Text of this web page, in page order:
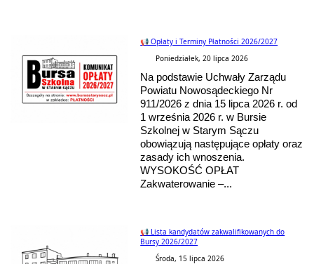
📢 Opłaty i Terminy Płatności 2026/2027
Poniedziałek, 20 lipca 2026
Na podstawie Uchwały Zarządu
Powiatu Nowosądeckiego Nr
911/2026 z dnia 15 lipca 2026 r. od
1 września 2026 r. w Bursie
Szkolnej w Starym Sączu
obowiązują następujące opłaty oraz
zasady ich wnoszenia.
WYSOKOŚĆ OPŁAT
Zakwaterowanie –...
📢 Lista kandydatów zakwalifikowanych do
Bursy 2026/2027
Środa, 15 lipca 2026